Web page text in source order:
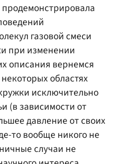
газовой смеси
при изменении
описания вернемся
областях
исключительно
(в зависимости от
давление от своих
то вообще никого не
случаи не